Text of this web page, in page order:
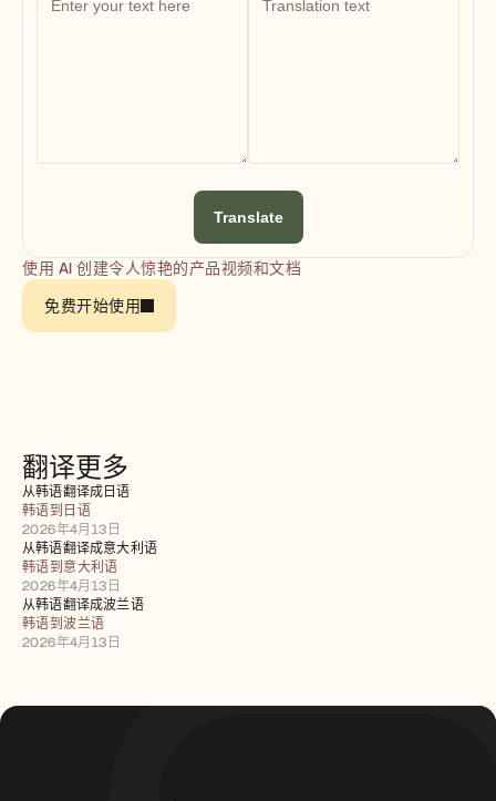
使用 AI 创建令人惊艳的产品视频和文档
免费开始使用
Translate
翻译更多
从韩语翻译成日语
韩语到日语
2026年4月13日
从韩语翻译成意大利语
韩语到意大利语
2026年4月13日
从韩语翻译成波兰语
韩语到波兰语
2026年4月13日
帮助中心
定价
销售赋能